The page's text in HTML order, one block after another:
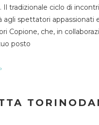
Il tradizionale ciclo di
spettatori appassionati
Copione, che, in
posto